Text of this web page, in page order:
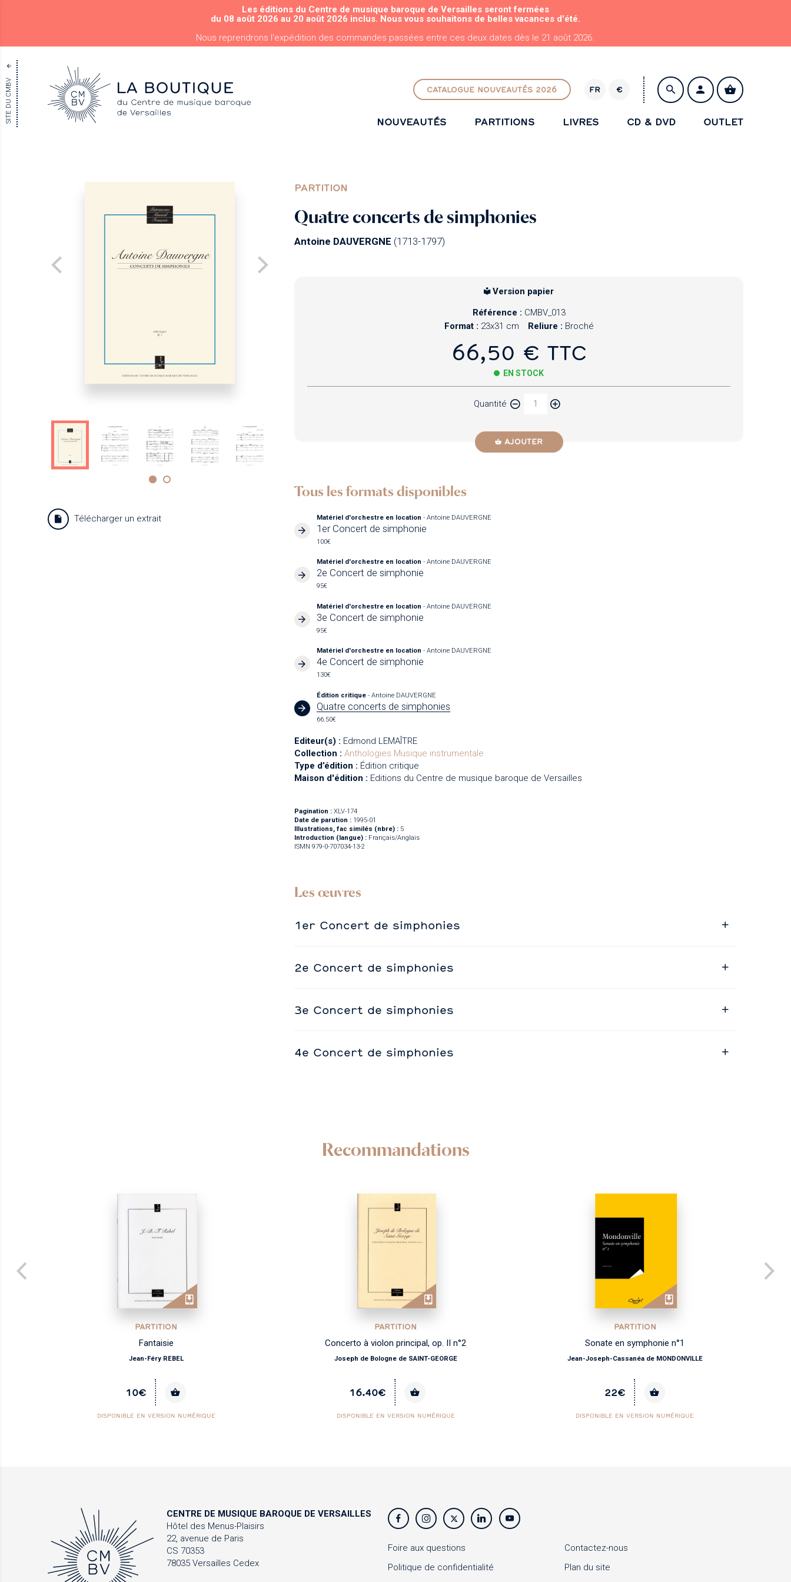
ALLER AU CONTENU PRINCIPAL
Les éditions du Centre de musique baroque de Versailles seront fermées
du 08 août 2026 au 20 août 2026 inclus. Nous vous souhaitons de belles vacances d'été.
Nous reprendrons l'expédition des commandes passées entre ces deux dates dès le 21 août 2026.
SITE DU CMBV CATALOGUE NOUVEAUTÉS 2026 FR
R
€
NOUVEAUTÉS PARTITIONS LIVRES CD & DVD OUTLET
PARTITION
Quatre concerts de simphonies
Antoine DAUVERGNE (1713-1797)
Télécharger un extrait
Version papier
Référence : CMBV_013
Format : 23x31 cm Reliure : Broché
66,50 € TTC
EN STOCK
Quantité
AJOUTER
Tous les formats disponibles
Matériel d'orchestre en location- Antoine DAUVERGNE
1er Concert de simphonie
100€
Matériel d'orchestre en location- Antoine DAUVERGNE
2e Concert de simphonie
95€
Matériel d'orchestre en location- Antoine DAUVERGNE
3e Concert de simphonie
95€
Matériel d'orchestre en location- Antoine DAUVERGNE
4e Concert de simphonie
130€
Édition critique- Antoine DAUVERGNE
Quatre concerts de simphonies
66.50€
Editeur(s) : Edmond LEMAÎTRE
Collection : Anthologies Musique instrumentale
Type d’édition : Édition critique
Maison d'édition : Editions du Centre de musique baroque de Versailles
Pagination : XLV-174
Date de parution : 1995-01
Illustrations, fac similés (nbre) : 5
Introduction (langue) : Français/Anglais
ISMN 979-0-707034-13-2
Les œuvres
1er Concert de simphonies
2e Concert de simphonies
3e Concert de simphonies
4e Concert de simphonies
Recommandations
PARTITION
Fantaisie
Jean-Féry REBEL
10€
DISPONIBLE EN VERSION NUMÉRIQUE
PARTITION
Concerto à violon principal, op. II n°2
Joseph de Bologne de SAINT-GEORGE
16.40€
DISPONIBLE EN VERSION NUMÉRIQUE
PARTITION
Sonate en symphonie n°1
Jean-Joseph-Cassanéa de MONDONVILLE
22€
DISPONIBLE EN VERSION NUMÉRIQUE
CENTRE DE MUSIQUE BAROQUE DE VERSAILLES
Hôtel des Menus-Plaisirs
22, avenue de Paris
CS 70353
78035 Versailles Cedex
Foire aux questions
Contactez-nous
Politique de confidentialité
Plan du site